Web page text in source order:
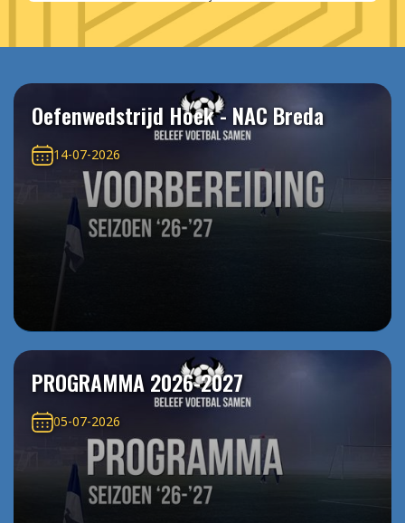
Oefenwedstrijd Hoek - NAC Breda
14-07-2026
PROGRAMMA 2026-2027
05-07-2026